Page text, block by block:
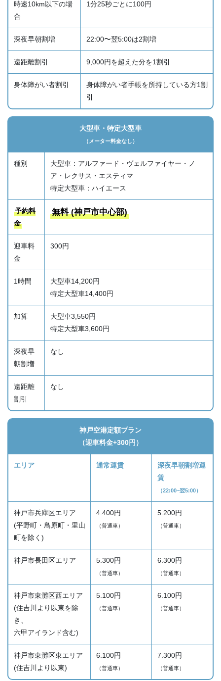
時速10km以下の場
合
1分25秒ごとに100円
深夜早朝割増 22:00〜翌5:00は2割増
遠距離割引 9,000円を超えた分を1割引
身体障がい者割引
身体障がい者手帳を所持している方1割
引
大型車・特定大型車
（メーター料金なし）
種別
大型車：アルファード・ヴェルファイヤー・ノ
ア・レクサス・エスティマ
特定大型車：ハイエース
予約料
金
無料 (神戸市中心部)
迎車料
金
300円
1時間
大型車14,200円
特定大型車14,400円
加算
大型車3,550円
特定大型車3,600円
深夜早
朝割増
なし
遠距離
割引
なし
神戸空港定額プラン
（迎車料金+300円）
エリア 通常運賃
深夜早朝割増運
賃
（22:00~翌5:00）
神戸市兵庫区エリア
(平野町・鳥原町・里山
町を除く)
4.400円
（普通車）
5.200円
（普通車）
神戸市長田区エリア 5.300円
（普通車）
6.300円
（普通車）
神戸市東灘区西エリア
(住吉川より以東を除
き、
六甲アイランド含む)
5.100円
（普通車）
6.100円
（普通車）
神戸市東灘区東エリア
(住吉川より以東)
6.100円
（普通車）
7.300円
（普通車）